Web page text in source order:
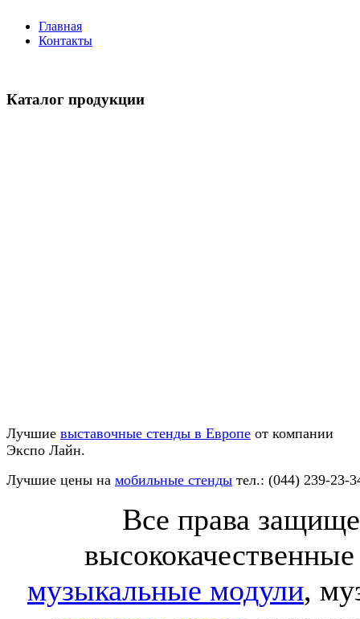
Главная
Контакты
Каталог продукции
Лучшие выставочные стенды в Европе от компании
Экспо Лайн.
Лучшие цены на мобильные стенды тел.: (044) 239-23-
Все права
музыкальные модули,